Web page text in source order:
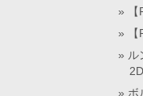
ル
ボ